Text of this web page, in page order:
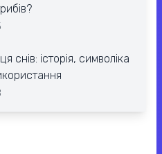
снів: історія, символіка